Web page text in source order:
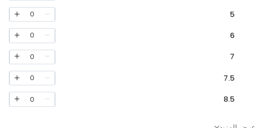
5
0
6
0
7
0
7.5
0
8.5
0